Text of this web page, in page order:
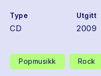
Type
CD
Utgitt
2009
Popmusikk Rock